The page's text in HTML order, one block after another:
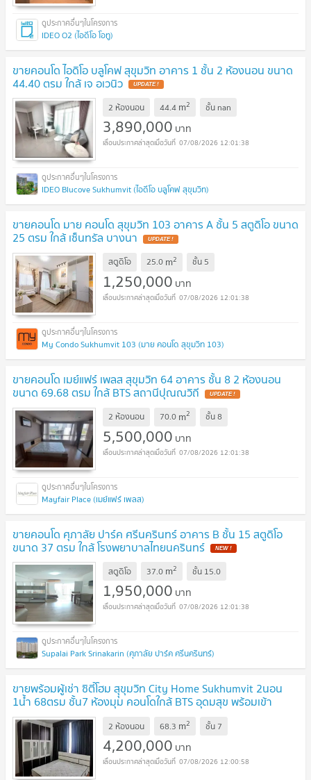
IDEO O2 (ไอดีโอ โอทู)
ขายคอนโด ไอดิโอ บลูโคฟ สุขุมวิท อาคาร 1 ชั้น 2 ห้องนอน ขนาด
44.40 ตรม ใกล้ เจ อเวนิว UPDATE !
2 ห้องนอน 44.4 m2 ชั้น nan
3,890,000 บาท
07/08/2026 12:01:38
IDEO Blucove Sukhumvit (ไอดีโอ บลูโคฟ สุขุมวิท)
ขายคอนโด มาย คอนโด สุขุมวิท 103 อาคาร A ชั้น 5 สตูดิโอ ขนาด
25 ตรม ใกล้ เซ็นทรัล บางนา UPDATE !
สตูดิโอ 25.0 m2 ชั้น 5
1,250,000 บาท
07/08/2026 12:01:38
My Condo Sukhumvit 103 (มาย คอนโด สุขุมวิท 103)
ขายคอนโด เมย์แฟร์ เพลส สุขุมวิท 64 อาคาร ชั้น 8 2 ห้องนอน
ขนาด 69.68 ตรม ใกล้ BTS สถานีปุณณวิถี UPDATE !
2 ห้องนอน 70.0 m2 ชั้น8
5,500,000 บาท
07/08/2026 12:01:38
Mayfair Place (เมย์แฟร์ เพลส)
ขายคอนโด ศุภาลัย ปาร์ค ศรีนครินทร์ อาคาร B ชั้น 15 สตูดิโอ
ขนาด 37 ตรม ใกล้ โรงพยาบาลไทยนครินทร์ NEW !
สตูดิโอ 37.0 m2 ชั้น 15.0
1,950,000 บาท
07/08/2026 12:01:38
Supalai Park Srinakarin (ศุภาลัย ปาร์ค ศรีนครินทร์)
ขายพร้อมผู้เช่า ซิตี้โฮม สุุขุมวิท City Home Sukhumvit 2นอน
1น้ำ 68ตรม ชั้น7 ห้องมุม คอนโดใกล้ BTS อุดมสุข พร้อมเข้า
อยู่ UPDATE !
2 ห้องนอน 68.3 m2 ชั้น 7
4,200,000 บาท
07/08/2026 12:00:58